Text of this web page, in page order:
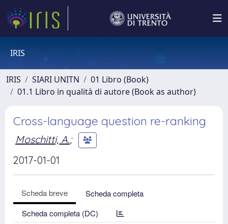
IRIS
IRIS SIARI UNITN
01 Libro (Book)
01.1 Libro in qualità di autore (Book as author)
Cross-language question re-ranking
Moschitti, A.;
2017-01-01
Scheda breve
Scheda completa
Scheda completa (DC)